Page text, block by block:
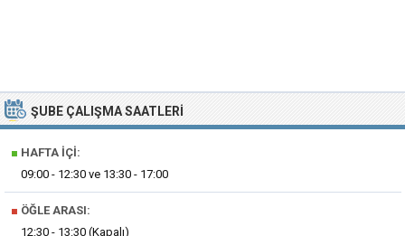
ŞUBE ÇALIŞMA SAATLERI
■ HAFTA İÇI:
09:00 - 12:30 ve 13:30 - 17:00
■ ÖĞLE ARASI:
12:30 - 13:30 (Kapalı)